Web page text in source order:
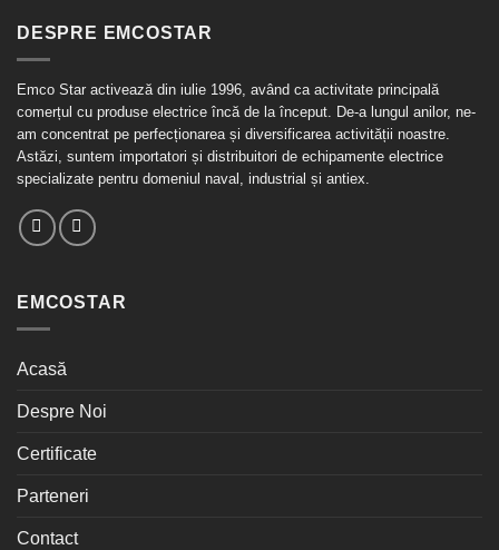
DESPRE EMCOSTAR
Emco Star activează din iulie 1996, având ca activitate principală
comerțul cu produse electrice încă de la început. De-a lungul anilor, ne-
am concentrat pe perfecționarea și diversificarea activității noastre.
Astăzi, suntem importatori și distribuitori de echipamente electrice
specializate pentru domeniul naval, industrial și antiex.
EMCOSTAR
Acasă
Despre Noi
Certificate
Parteneri
Contact